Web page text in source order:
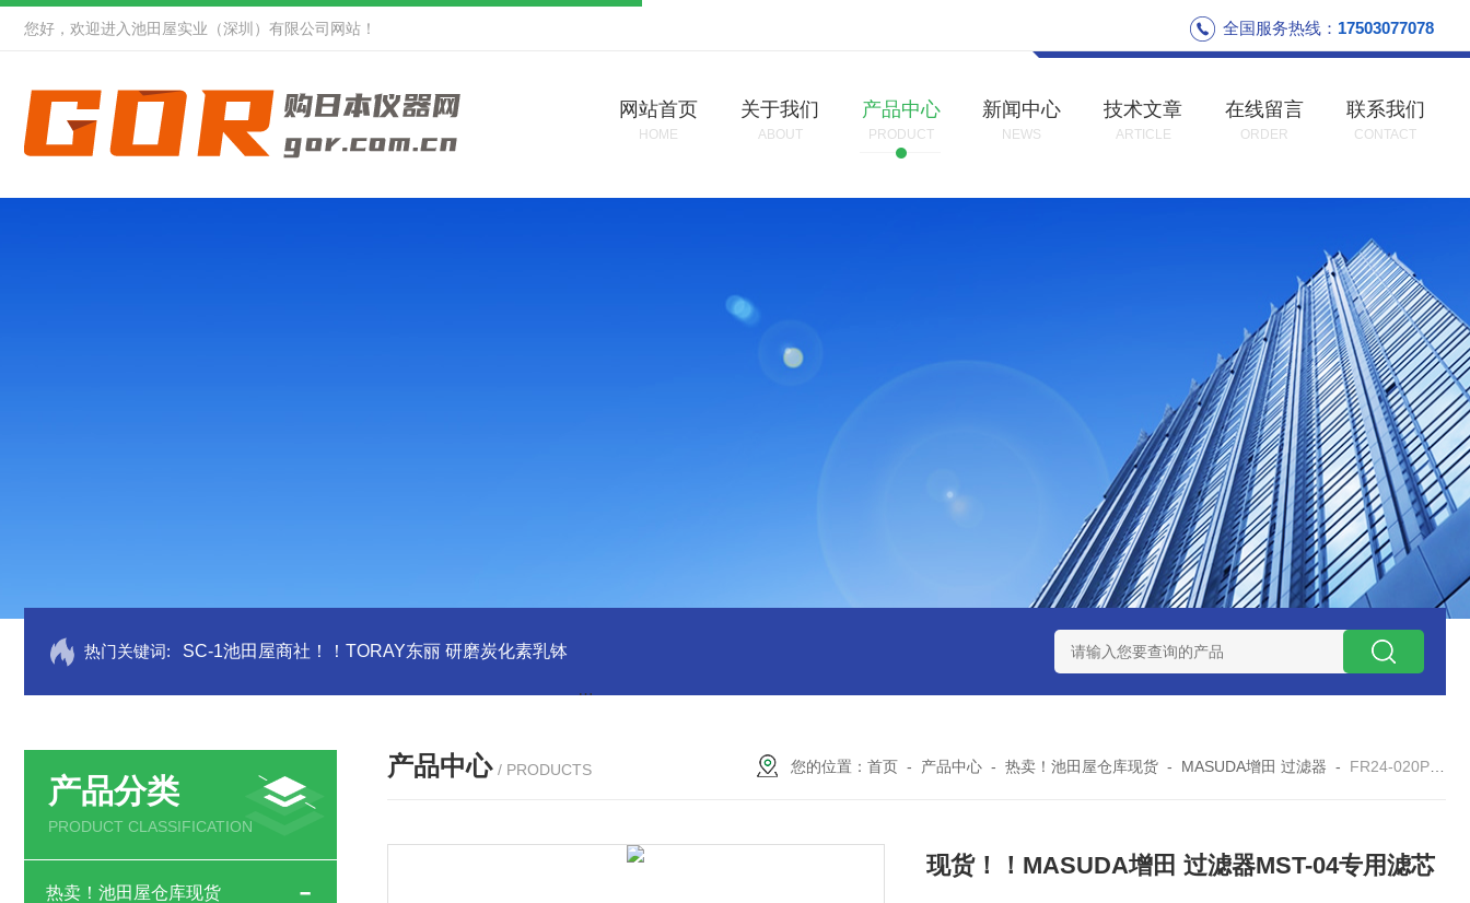
您好，欢迎进入池田屋实业（深圳）有限公司网站！ 全国服务热线： 17503077078
网站首页
HOME
关于我们
ABOUT
产品中心
PRODUCT
新闻中心
NEWS
技术文章
ARTICLE
在线留言
ORDER
联系我们
CONTACT
热门关键词: SC-1池田屋商社！！TORAY东丽 研磨炭化素乳钵 AGB-K-0.2-C01-H03池田屋！！TORAY东丽 TZP氧化锆陶瓷研磨球 AGB-K-0.4-C01-Q69全新！！TORAY东丽
产品分类
PRODUCT CLASSIFICATION
热卖！池田屋仓库现货
产品中心 / PRODUCTS 您的位置：首页 - 产品中心 -热卖！池田屋仓库现货 - MASUDA增田 过滤器 - FR24-020P现货！！MASUDA增田 过滤器MST-04专用滤芯
现货！！MASUDA增田 过滤器MST-04专用滤芯